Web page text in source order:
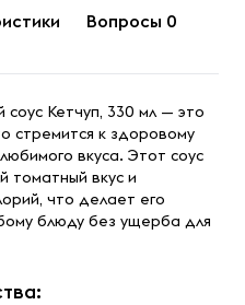
Вопросы 0
соус Кетчуп, 330 мл — это
стремится к здоровому
вкуса. Этот соус
томатный вкус и
что делает его
блюду без ущерба для